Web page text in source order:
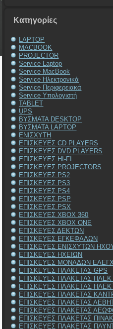
Kατηγορίες
LAPTOP
MACBOOK
PROJECTOR
Service Laptop
Service MacBook
Service Ηλεκτρονικά
Service Περιφερειακά
Service Υπολογιστή
TABLET
UPS
ΒΥΣΜΑΤΑ DESKTOP
ΒΥΣΜΑΤΑ LAPTOP
ΕΝΙΣΧΥΤΗ
ΕΠΙΣΚΕΥΕΣ CD PLAYERS
ΕΠΙΣΚΕΥΕΣ DVD PLAYERS
ΕΠΙΣΚΕΥΕΣ HI-FI
ΕΠΙΣΚΕΥΕΣ PROJECTORS
ΕΠΙΣΚΕΥΕΣ PS2
ΕΠΙΣΚΕΥΕΣ PS3
ΕΠΙΣΚΕΥΕΣ PS4
ΕΠΙΣΚΕΥΕΣ PSP
ΕΠΙΣΚΕΥΕΣ PSX
ΕΠΙΣΚΕΥΕΣ XBOX 360
ΕΠΙΣΚΕΥΕΣ XBOX ONE
ΕΠΙΣΚΕΥΕΣ ΔΕΚΤΩΝ
ΕΠΙΣΚΕΥΕΣ ΕΓΚΕΦΑΛΩΝ
ΕΠΙΣΚΕΥΕΣ ΕΝΙΣΧΥΤΩΝ
ΕΠΙΣΚΕΥΕΣ ΗΧΕΙΩΝ
ΕΠΙΣΚΕΥΕΣ ΜΟΝΑΔΩΝ
ΕΠΙΣΚΕΥΕΣ ΠΛΑΚΕΤΑΣ GPS
ΕΠΙΣΚΕΥΕΣ ΠΛΑΚΕΤΑΣ
ΕΠΙΣΚΕΥΕΣ ΠΛΑΚΕΤΑΣ
ΕΠΙΣΚΕΥΕΣ ΠΛΑΚΕΤΑΣ
ΕΠΙΣΚΕΥΕΣ ΠΛΑΚΕΤΑΣ
ΕΠΙΣΚΕΥΕΣ ΠΛΑΚΕΤΑΣ
ΕΠΙΣΚΕΥΕΣ ΠΛΑΚΕΤΑΣ
ΕΠΙΣΚΕΥΕΣ ΠΛΑΚΕΤΑΣ